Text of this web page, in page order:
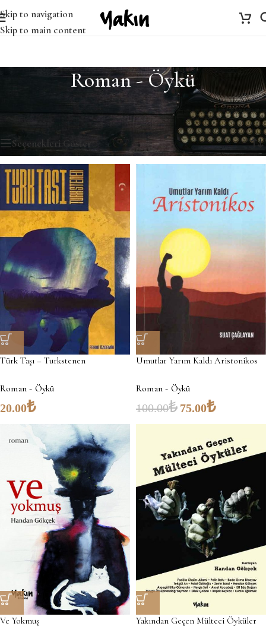
Skip to navigation
Skip to main content
Roman - Öykü
/ Sayfa 8
96 sonuçtan 85-96 arası gösteriliyor
Seçenekleri Göster
Türk Taşı – Turkstenen
Roman - Öykü
20.00₺
Umutlar Yarım Kaldı Aristonikos
Roman - Öykü
100.00₺ 75.00₺
Ve Yokmuş Yakından Geçen Mülteci Öyküler